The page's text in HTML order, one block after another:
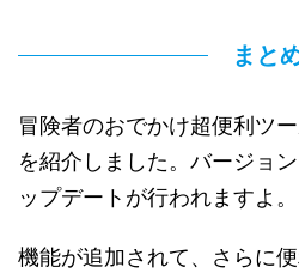
まと
冒険者のおでかけ超便利ツ
を紹介しました。バージョ
ップデートが行われますよ。
機能が追加されて、さらに便